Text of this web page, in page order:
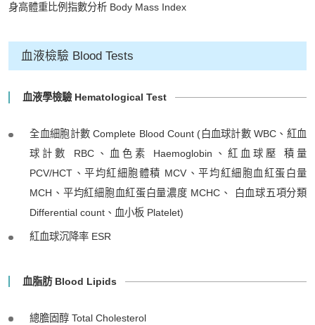
身高體重比例指數分析 Body Mass Index
血液檢驗 Blood Tests
血液學檢驗 Hematological Test
全血細胞計數 Complete Blood Count (白血球計數 WBC、紅血
球計數 RBC、血色素 Haemoglobin、紅血球壓 積量
PCV/HCT、平均紅細胞體積 MCV、平均紅細胞血紅蛋白量
MCH、平均紅細胞血紅蛋白量濃度 MCHC、 白血球五項分類
Differential count、血小板 Platelet)
紅血球沉降率 ESR
血脂肪 Blood Lipids
總膽固醇 Total Cholesterol